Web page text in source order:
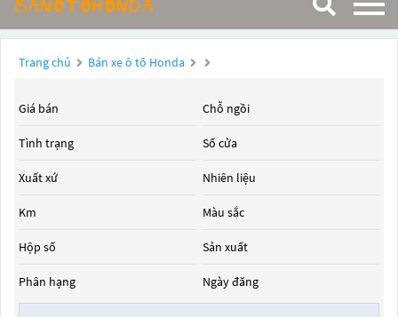
Trang chủ Bán xe ô tô Honda
Giá bán
Tình trạng
Xuất xứ
Km
Hộp số
Phân hạng
Chỗ ngồi
Số cửa
Nhiên liệu
Màu sắc
Sản xuất
Ngày đăng